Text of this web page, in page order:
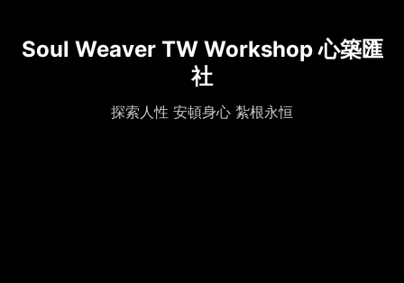
Soul Weaver TW Workshop 心築匯
社
探索人性 安頓身心 紮根永恒